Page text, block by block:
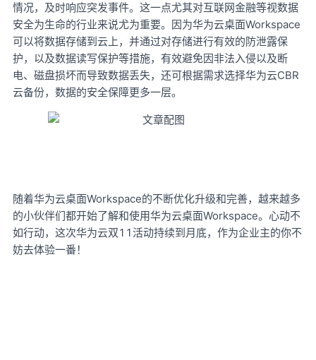
情况，及时响应突发事件。这一点尤其对互联网金融等视数据
安全为生命的行业来说尤为重要。因为华为云桌面Workspace
可以将数据存储到云上，并通过对存储进行有效的防泄露保
护，以及数据读写保护等措施，有效避免因非法入侵以及断
电、磁盘损坏而导致数据丢失，还可根据需求选择华为云CBR
云备份，数据的安全保障更多一层。
随着华为云桌面Workspace的不断优化升级和完善，越来越多
的小伙伴们都开始了解和使用华为云桌面Workspace。心动不
如行动，这次华为云双11活动持续到月底，作为企业主的你不
妨去体验一番！